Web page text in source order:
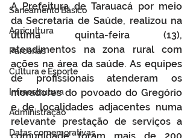
Saneamento Básico
Agricultura
Parcerias
Cultura e Esporte
Infraestrutura
Administração
Datas comemorativas
A Prefeitura de Tarauacá por meio
da Secretaria de Saúde, realizou na
última quinta-feira (13),
atendimentos na zona rural com
ações na área da saúde. As equipes
de profissionais atenderam os
moradores do povoado do Gregório
e de localidades adjacentes numa
relevante prestação de serviços a